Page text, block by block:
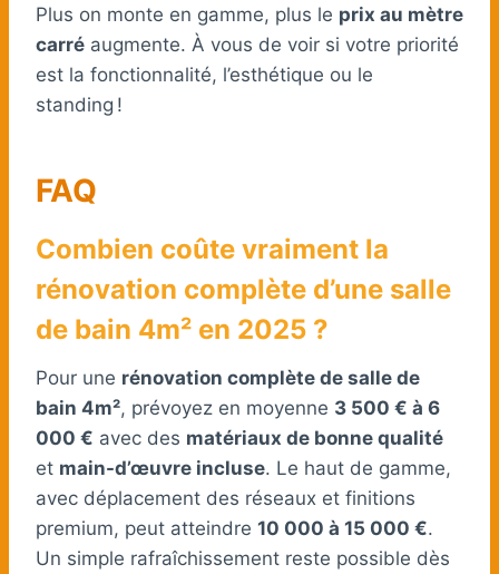
Plus on monte en gamme, plus le prix au mètre
carré augmente. À vous de voir si votre priorité
est la fonctionnalité, l’esthétique ou le
standing !
FAQ
Combien coûte vraiment la
rénovation complète d’une salle
de bain 4m² en 2025 ?
Pour une rénovation complète de salle de
bain 4m², prévoyez en moyenne 3 500 € à 6
000 € avec des matériaux de bonne qualité
et main-d’œuvre incluse. Le haut de gamme,
avec déplacement des réseaux et finitions
premium, peut atteindre 10 000 à 15 000 €.
Un simple rafraîchissement reste possible dès